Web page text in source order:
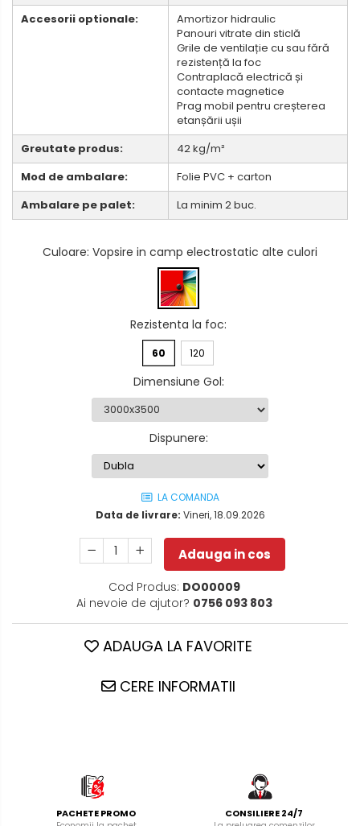
Accesorii optionale:
Amortizor hidraulic
Panouri vitrate din sticlă
Grile de ventilație cu sau fără
rezistență la foc
Contraplacă electrică și
contacte magnetice
Prag mobil pentru creșterea
etanșării ușii
Greutate produs:
42 kg/m²
Mod de ambalare:
Folie PVC + carton
Ambalare pe palet:
La minim 2 buc.
Culoare: Vopsire in camp electrostatic alte culori
Rezistenta la foc:
60 120
Dimensiune Gol:
Dispunere:
LA COMANDA
Data de livrare: Vineri, 18.09.2026
Adauga in cos
Cod Produs: DO00009
Ai nevoie de ajutor? 0756 093 803
ADAUGA LA FAVORITE
CERE INFORMATII
PACHETE PROMO CONSILIERE 24/7